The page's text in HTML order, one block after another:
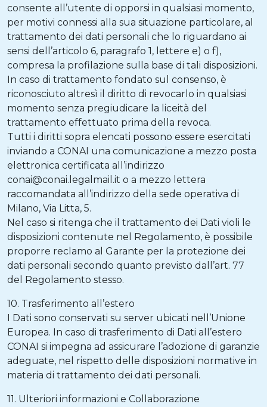
consente all’utente di opporsi in qualsiasi momento,
per motivi connessi alla sua situazione particolare, al
trattamento dei dati personali che lo riguardano ai
sensi dell’articolo 6, paragrafo 1, lettere e) o f),
compresa la profilazione sulla base di tali disposizioni.
In caso di trattamento fondato sul consenso, è
riconosciuto altresì il diritto di revocarlo in qualsiasi
momento senza pregiudicare la liceità del
trattamento effettuato prima della revoca.
Tutti i diritti sopra elencati possono essere esercitati
inviando a CONAI una comunicazione a mezzo posta
elettronica certificata all’indirizzo
conai@conai.legalmail.it o a mezzo lettera
raccomandata all’indirizzo della sede operativa di
Milano, Via Litta, 5.
Nel caso si ritenga che il trattamento dei Dati violi le
disposizioni contenute nel Regolamento, è possibile
proporre reclamo al Garante per la protezione dei
dati personali secondo quanto previsto dall’art. 77
del Regolamento stesso.
10. Trasferimento all’estero
I Dati sono conservati su server ubicati nell’Unione
Europea. In caso di trasferimento di Dati all’estero
CONAI si impegna ad assicurare l’adozione di garanzie
adeguate, nel rispetto delle disposizioni normative in
materia di trattamento dei dati personali.
11. Ulteriori informazioni e Collaborazione